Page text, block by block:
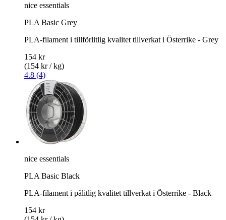
nice essentials
PLA Basic Grey
PLA-filament i tillförlitlig kvalitet tillverkat i Österrike - Grey
154 kr
(154 kr / kg)
4.8 (4)
nice essentials
PLA Basic Black
PLA-filament i pålitlig kvalitet tillverkat i Österrike - Black
154 kr